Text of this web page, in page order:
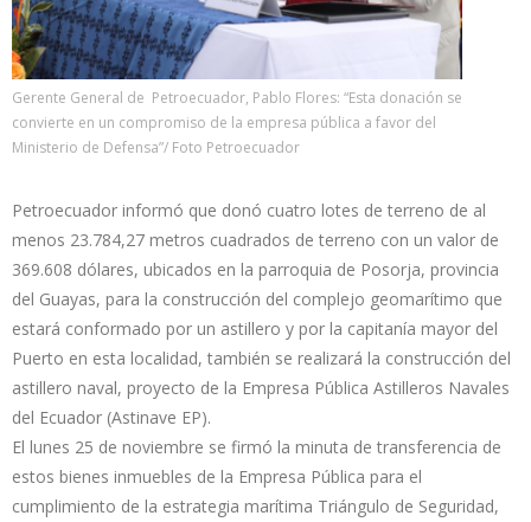
Gerente General de Petroecuador, Pablo Flores: “Esta donación se
convierte en un compromiso de la empresa pública a favor del
Ministerio de Defensa”/ Foto Petroecuador
Petroecuador informó que donó cuatro lotes de terreno de al
menos 23.784,27 metros cuadrados de terreno con un valor de
369.608 dólares, ubicados en la parroquia de Posorja, provincia
del Guayas, para la construcción del complejo geomarítimo que
estará conformado por un astillero y por la capitanía mayor del
Puerto en esta localidad, también se realizará la construcción del
astillero naval, proyecto de la Empresa Pública Astilleros Navales
del Ecuador (Astinave EP).
El lunes 25 de noviembre se firmó la minuta de transferencia de
estos bienes inmuebles de la Empresa Pública para el
cumplimiento de la estrategia marítima Triángulo de Seguridad,